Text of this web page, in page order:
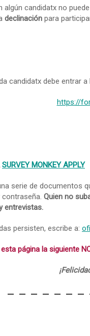
candidatx no
declinación para
candidatx debe entrar a
https://
SURVEY MONKEY APPLY
serie de documentos
Quien no
entrevistas.
persisten, escribe a:
página la siguiente
– – – – – – –